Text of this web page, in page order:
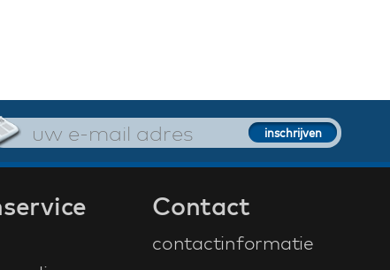
Contact
contactinformatie